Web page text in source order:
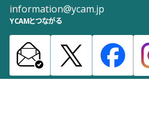
information@ycam.jp
YCAMとつながる